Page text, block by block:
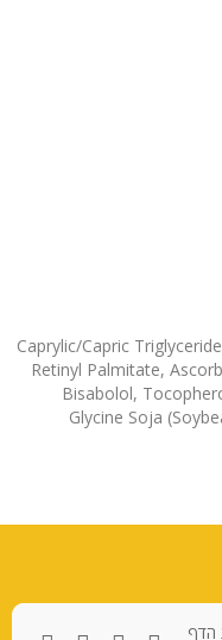
Caprylic/Capric
Retinyl Palmitate,
Bisabolol,
Glycine Soja
הדף